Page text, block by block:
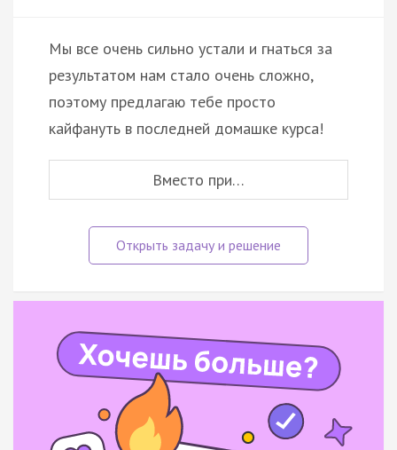
Мы все очень сильно устали и гнаться за
результатом нам стало очень сложно,
поэтому предлагаю тебе просто
кайфануть в последней домашке курса!
Вместо при…